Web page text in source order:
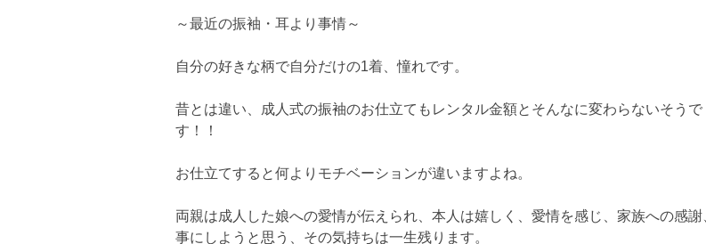
～最近の振袖・耳より事情～
自分の好きな柄で自分だけの1着、憧れです。
昔とは違い、成人式の振袖のお仕立てもレンタル金額とそんなに変わらないそうで
す！！
お仕立てすると何よりモチベーションが違いますよね。
両親は成人した娘への愛情が伝えられ、本人は嬉しく、愛情を感じ、家族への感謝
事にしようと思う、その気持ちは一生残ります。